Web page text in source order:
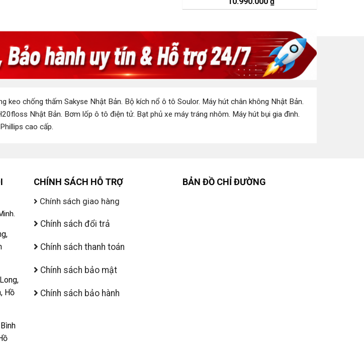
gốc
12.980.000 ₫.
hiện
là:
10.990.000 ₫.
keo chống thấm Sakyse Nhật Bản. Bộ kích nổ ô tô Soulor. Máy hút chân không Nhật Bản.
Nhật Bản. Bơm lốp ô tô điện tử. Bạt phủ xe máy tráng nhôm. Máy hút bụi gia đình.
cao cấp.
Hồ
CHÍNH SÁCH HỖ TRỢ
Chính sách giao hàng
Chính sách đổi trả
Chính sách thanh toán
Chính sách bảo mật
Chính sách bảo hành
BẢN ĐỒ CHỈ ĐƯỜNG